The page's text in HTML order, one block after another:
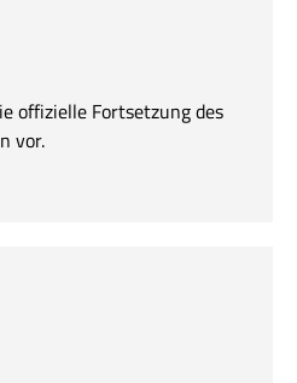
offizielle Fortsetzung des
vor.